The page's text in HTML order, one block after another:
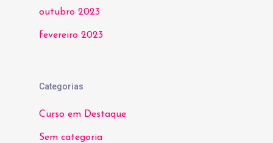
outubro 2023
fevereiro 2023
Categorias
Curso em Destaque
Sem categoria